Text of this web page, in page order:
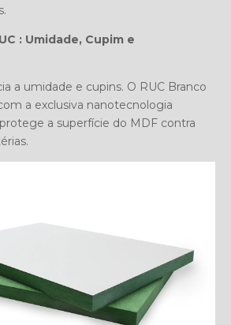
: Umidade, Cupim e
a umidade e cupins. O RUC Branco
a exclusiva nanotecnologia
a superfície do MDF contra